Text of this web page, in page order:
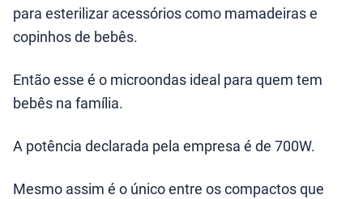
para esterilizar acessórios como mamadeiras e
copinhos de bebês.
Então esse é o microondas ideal para quem tem
bebês na família.
A potência declarada pela empresa é de 700W.
Mesmo assim é o único entre os compactos que